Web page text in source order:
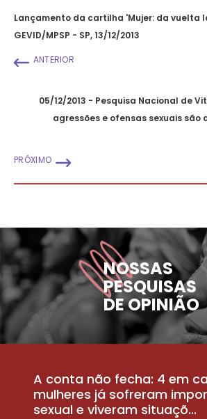
Lançamento da cartilha 'Mujer: da vuelta
GEVID/MPSP - SP, 13/12/2013
ANTERIOR
05/12/2013 - Pesquisa Nacional de
agressões e ofensas sexuais são
PRÓXIMO
NOSSAS
PESQUISAS
DE OPINIÃO
A conta não fecha: 4 em
mulheres já sofreram
sexual e viveram situaçõ...